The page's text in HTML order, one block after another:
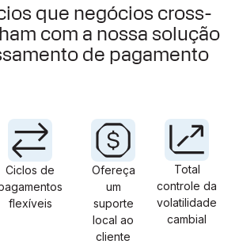
que negócios cross-
com a nossa solução
de pagamento
Ciclos de
flexíveis
Ofereça
um
suporte
local ao
cliente
Total
controle da
volatilidade
cambial